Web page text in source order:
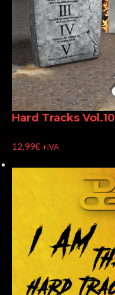
Hard Tracks Vol.10
12,99€+IVA